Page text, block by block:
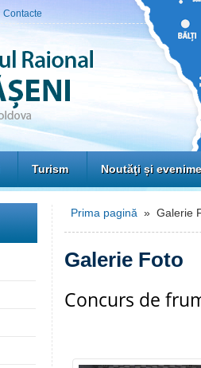
Contacte
Turism Noutăţi și
Prima pagină » Galerie
Galerie Foto
Concurs de